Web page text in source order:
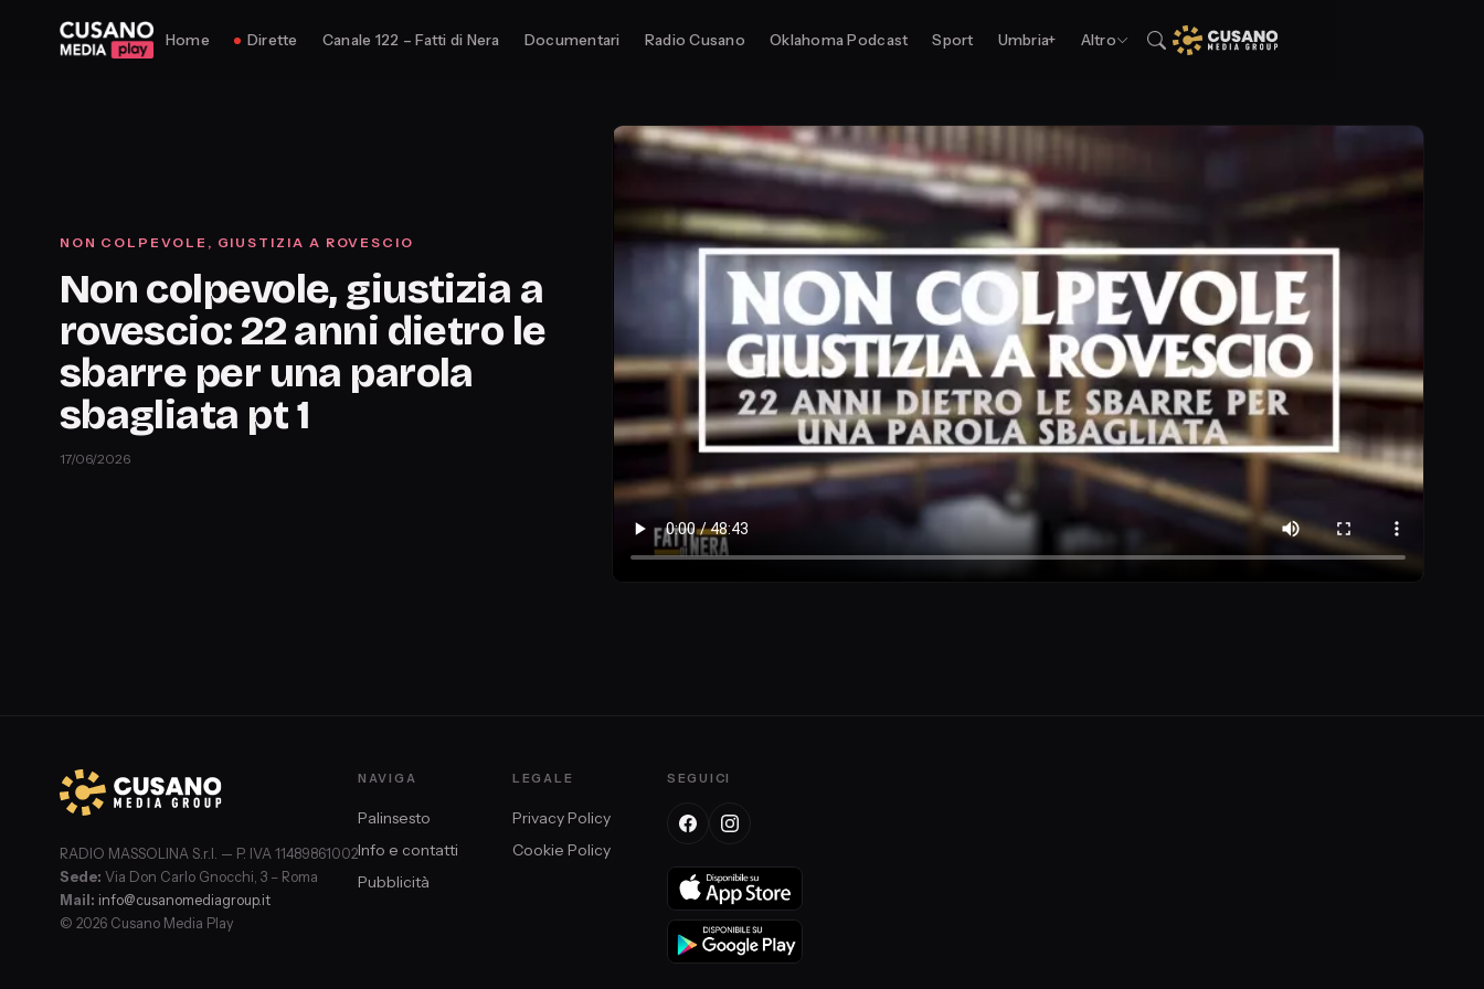
Home Dirette Canale 122 – Fatti di Nera Documentari Radio Cusano Oklahoma Podcast Sport Umbria+ Altro
NON COLPEVOLE, GIUSTIZIA A ROVESCIO
Non colpevole, giustizia a
rovescio: 22 anni dietro le
sbarre per una parola
sbagliata pt 1
17/06/2026
RADIO MASSOLINA S.r.l. — P. IVA 11489861002
Sede: Via Don Carlo Gnocchi, 3 – Roma
Mail: info@cusanomediagroup.it
© 2026 Cusano Media Play
NAVIGA
Palinsesto
Info e contatti
Pubblicità
LEGALE
Privacy Policy
Cookie Policy
SEGUICI